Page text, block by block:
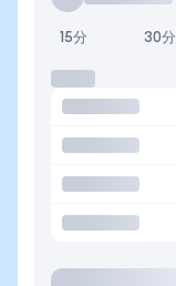
15分 30分